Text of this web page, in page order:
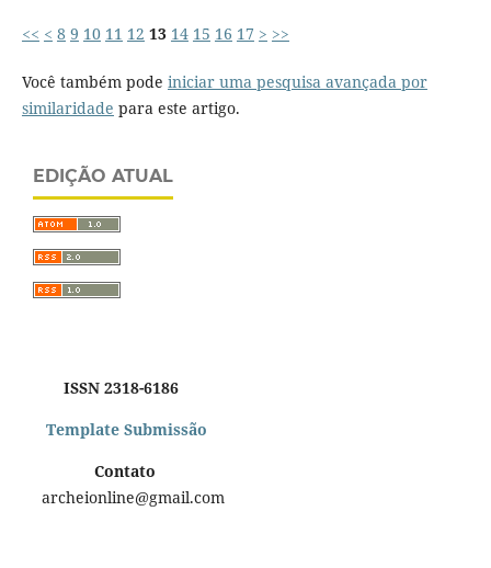
<< < 8 9 10 11 12 13 14 15 16 17 > >>
Você também pode iniciar uma pesquisa avançada por
similaridade para este artigo.
EDIÇÃO ATUAL
ISSN 2318-6186
Template Submissão
Contato
archeionline@gmail.com